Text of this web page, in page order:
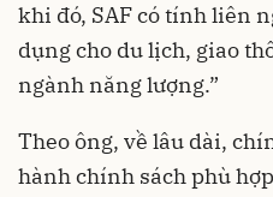
khi đó, SAF có tính liên
dụng cho du lịch, giao
ngành năng lượng.”
Theo ông, về lâu dài,
hành chính sách phù